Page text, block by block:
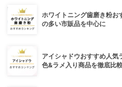
ホワイトニング歯磨き粉お
の多い市販品を中心に
アイシャドウおすすめ人
色&ラメ入り商品を徹底比較